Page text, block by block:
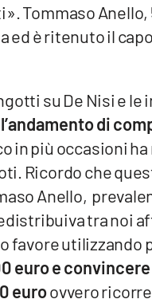
Tommaso
ed è ritenuto il
su De Nisi e
di
in più occasioni
Ricordo che
Anello,
tra noi
favore utilizzando
euro e
euroovvero